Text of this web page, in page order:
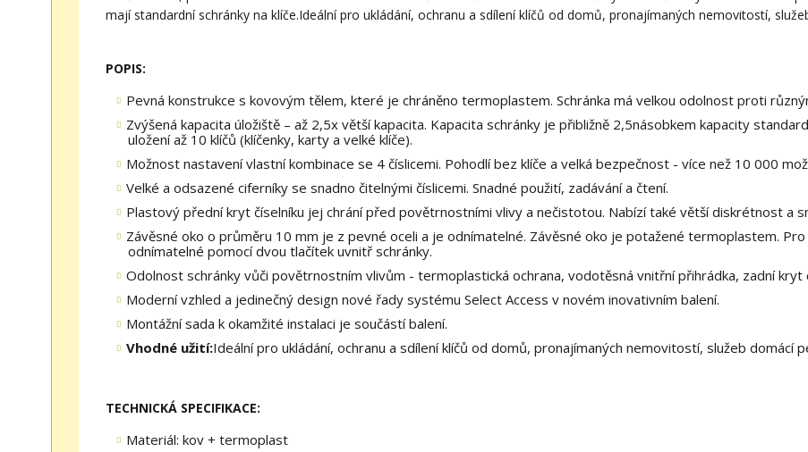
mají standardní schránky na klíče.Ideální pro ukládání, ochranu a sdílení klíčů od domů, pronajímaných nemovitostí,
POPIS:
Pevná konstrukce s kovovým tělem, které je chráněno termoplastem. Schránka má velkou odolnost proti
Zvýšená kapacita úložiště – až 2,5x větší kapacita. Kapacita schránky je přibližně 2,5násobkem kapacity
uložení až 10 klíčů (klíčenky, karty a velké klíče).
Možnost nastavení vlastní kombinace se 4 číslicemi. Pohodlí bez klíče a velká bezpečnost - více než 10 000
Velké a odsazené ciferníky se snadno čitelnými číslicemi. Snadné použití, zadávání a čtení.
Plastový přední kryt číselníku jej chrání před povětrnostními vlivy a nečistotou. Nabízí také větší diskrétnost a
Závěsné oko o průměru 10 mm je z pevné oceli a je odnímatelné. Závěsné oko je potažené termoplastem.
odnímatelné pomocí dvou tlačítek uvnitř schránky.
Odolnost schránky vůči povětrnostním vlivům - termoplastická ochrana, vodotěsná vnitřní přihrádka, zadní kryt
Moderní vzhled a jedinečný design nové řady systému Select Access v novém inovativním balení.
Montážní sada k okamžité instalaci je součástí balení.
Vhodné užití:Ideální pro ukládání, ochranu a sdílení klíčů od domů, pronajímaných nemovitostí, služeb domácí
TECHNICKÁ SPECIFIKACE:
Materiál: kov + termoplast